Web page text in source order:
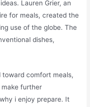
Lauren Grier, an
for meals, created the
use of the globe. The
dishes,
toward comfort meals,
further
i enjoy prepare. It